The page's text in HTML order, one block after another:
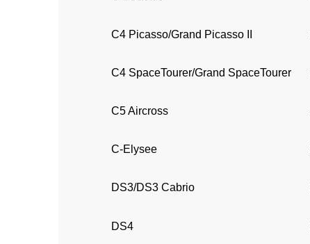
C4 Picasso/Grand Picasso II
C4 SpaceTourer/Grand SpaceTourer
C5 Aircross
C-Elysee
DS3/DS3 Cabrio
DS4